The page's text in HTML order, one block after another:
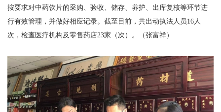
按要求对中药饮片的采购、验收、储存、养护、出库复核等环节进
行有效管理，并做好相应记录。截至目前，共出动执法人员16人
次，检查医疗机构及零售药店23家（次）。（张富祥）